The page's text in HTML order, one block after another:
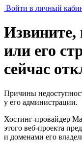
Войти в личный
Извините,
или его
сейчас
Причины
у его администрации.
Хостинг-провайдер
этого веб-проекта
и доменами его